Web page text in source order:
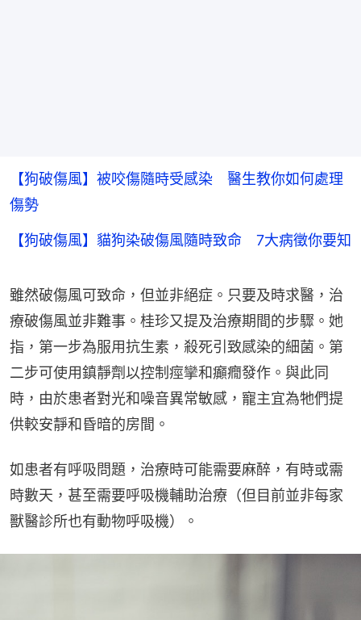
【狗破傷風】被咬傷隨時受感染 醫生教你如何處理
傷勢
【狗破傷風】貓狗染破傷風隨時致命 7大病徵你要知
雖然破傷風可致命，但並非絕症。只要及時求醫，治
療破傷風並非難事。桂珍又提及治療期間的步驟。她
指，第一步為服用抗生素，殺死引致感染的細菌。第
二步可使用鎮靜劑以控制痙攣和癲癇發作。與此同
時，由於患者對光和噪音異常敏感，寵主宜為牠們提
供較安靜和昏暗的房間。
如患者有呼吸問題，治療時可能需要麻醉，有時或需
時數天，甚至需要呼吸機輔助治療（但目前並非每家
獸醫診所也有動物呼吸機）。